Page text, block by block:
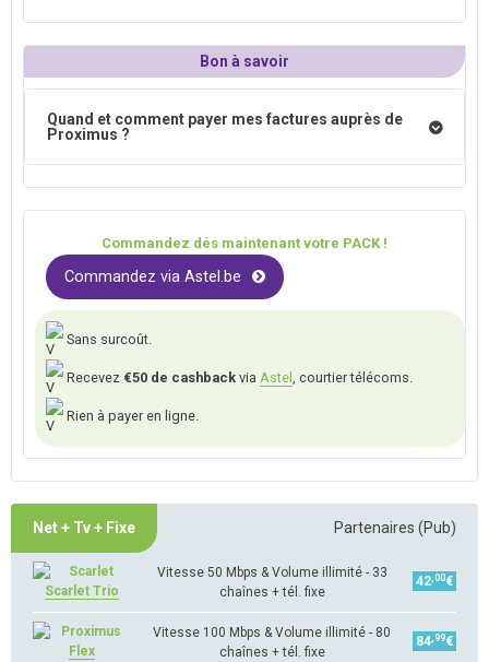
Bon à savoir
Quand et comment payer mes factures auprès de
Proximus ?
Commandez dés maintenant votre PACK !
Commandez via Astel.be
Sans surcoût.
Recevez €50 de cashback via Astel , courtier télécoms.
Rien à payer en ligne.
Net + Tv + Fixe Partenaires (Pub)
Scarlet Trio
Vitesse 50 Mbps & Volume illimité - 33
chaînes + tél. fixe
42 ,00€
Flex
Vitesse 100 Mbps & Volume illimité - 80
chaînes + tél. fixe
84 ,99€